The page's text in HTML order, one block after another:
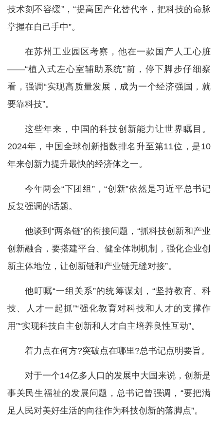
技术刻不容缓”，“提高国产化替代率，把科技的命脉
掌握在自己手中”。
在苏州工业园区考察，他在一款国产人工心脏
——“植入式左心室辅助系统”前，停下脚步仔细察
看，强调“实现高质量发展，成为一个经济强国，就
要靠科技”。
这些年来，中国的科技创新能力让世界瞩目。
2024年，中国全球创新指数排名升至第11位，是10
年来创新力提升最快的经济体之一。
今年两会“下团组”，“创新”依然是习近平总书记
反复强调的话题。
他谈到“两条链”的衔接问题，“抓科技创新和产业
创新融合，要搭建平台、健全体制机制，强化企业创
新主体地位，让创新链和产业链无缝对接”。
他叮嘱“一组关系”的统筹谋划，“坚持教育、科
技、人才一起抓”“强化教育对科技和人才的支撑作
用”“实现科技自主创新和人才自主培养良性互动”。
着力点在何方?突破点在哪里?总书记点明要旨。
对于一个14亿多人口的发展中大国来说，创新是
事关民生福祉的发展问题，总书记曾强调，“要把满
足人民对美好生活的向往作为科技创新的落脚点”。